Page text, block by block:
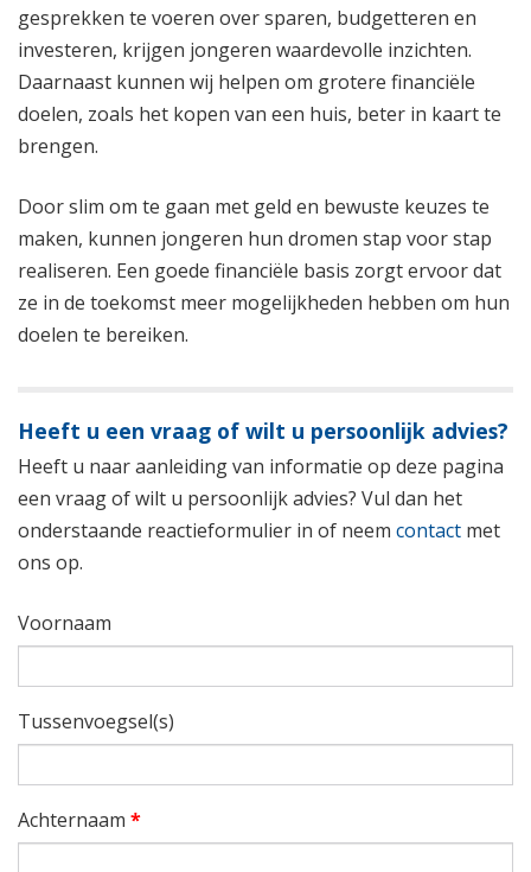
gesprekken te voeren over sparen, budgetteren en
investeren, krijgen jongeren waardevolle inzichten.
Daarnaast kunnen wij helpen om grotere financiële
doelen, zoals het kopen van een huis, beter in kaart te
brengen.
Door slim om te gaan met geld en bewuste keuzes te
maken, kunnen jongeren hun dromen stap voor stap
realiseren. Een goede financiële basis zorgt ervoor dat
ze in de toekomst meer mogelijkheden hebben om hun
doelen te bereiken.
Heeft u een vraag of wilt u persoonlijk advies?
Heeft u naar aanleiding van informatie op deze pagina
een vraag of wilt u persoonlijk advies? Vul dan het
onderstaande reactieformulier in of neem contact met
ons op.
Voornaam
Tussenvoegsel(s)
Achternaam *